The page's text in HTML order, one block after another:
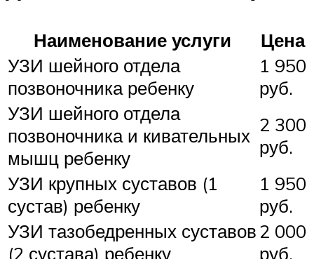
Наименование услуги
Цена
УЗИ шейного отдела
позвоночника ребенку
1 950
руб.
УЗИ шейного отдела
позвоночника и кивательных
мышц ребенку
2 300
руб.
УЗИ крупных суставов (1
сустав) ребенку
1 950
руб.
УЗИ тазобедренных суставов
(2 сустава) ребенку
2 000
руб.